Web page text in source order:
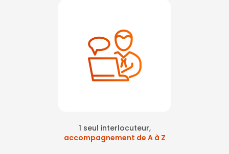
1 seul interlocuteur,
accompagnement de A à Z